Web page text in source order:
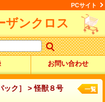
PCサイト
ザンクロス
お問い合わせ
ック］ > 怪獣８号
一覧